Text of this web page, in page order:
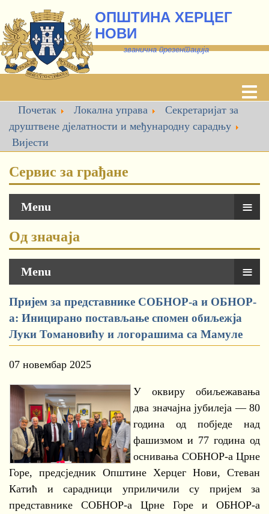
ОПШТИНА ХЕРЦЕГ
НОВИ
званична презентација
Почетак Локална управа
Секретаријат за
друштвене дјелатности и међународну сарадњу
Вијести
Сервис за грађане
Menu ≡
Од значаја
Menu ≡
Пријем за представнике СОБНОР-а и ОБНОР-
а: Иницирано постављање спомен обиљежја
Луки Томановићу и логорашима са Мамуле
07 новембар 2025
У оквиру обиљежавања
два значајна јубилеја — 80
година од побједе над
фашизмом и 77 година од
оснивања СОБНОР-а Црне
Горе, предсједник Општине Херцег Нови, Стеван
Катић и сарадници уприличили су пријем за
представнике СОБНОР-а Црне Горе и ОБНОР-а